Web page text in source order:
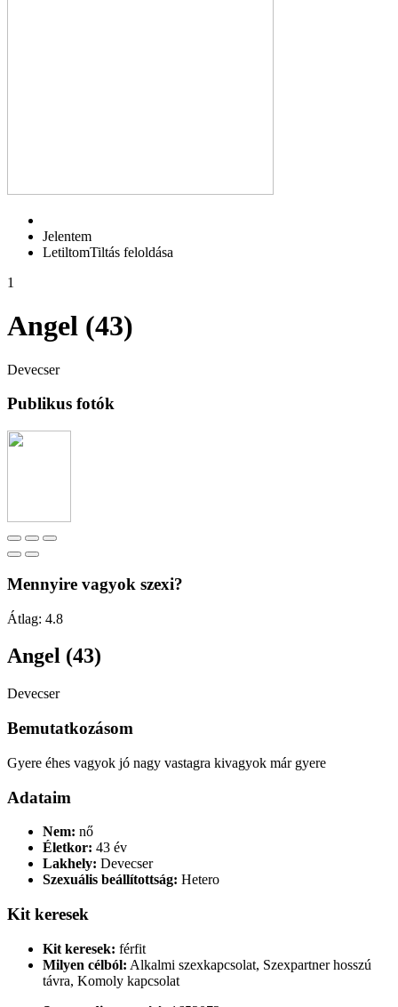
Jelentem
LetiltomTiltás feloldása
1
Angel (43)
Devecser
Publikus fotók
Mennyire vagyok szexi?
Átlag: 4.8
Angel (43)
Devecser
Bemutatkozásom
Gyere éhes vagyok jó nagy vastagra kivagyok már gyere
Adataim
Nem: nő
Életkor: 43 év
Lakhely: Devecser
Szexuális beállítottság: Hetero
Kit keresek
Kit keresek: férfit
Milyen célból: Alkalmi szexkapcsolat, Szexpartner hosszú
távra, Komoly kapcsolat